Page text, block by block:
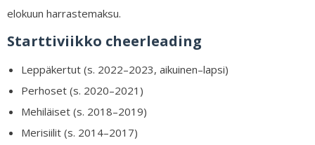
elokuun harrastemaksu.
Starttiviikko cheerleading
Leppäkertut (s. 2022–2023, aikuinen–lapsi)
Perhoset (s. 2020–2021)
Mehiläiset (s. 2018–2019)
Merisiilit (s. 2014–2017)